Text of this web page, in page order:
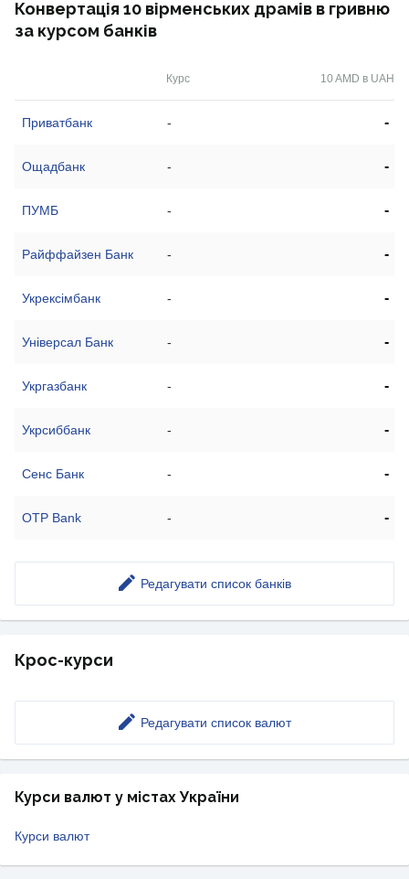
Конвертація 10 вірменських драмів в гривню
за курсом банків
Курс 10 AMD в UAH
Приватбанк - -
Ощадбанк - -
ПУМБ - -
Райффайзен Банк - -
Укрексімбанк - -
Універсал Банк - -
Укргазбанк - -
Укрсиббанк - -
Сенс Банк - -
OTP Bank - -
Редагувати список банків
Крос-курси
Редагувати список валют
Курси валют у містах України
Курси валют